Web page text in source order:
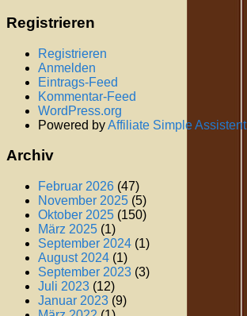
Registrieren
Registrieren
Anmelden
Eintrags-Feed
Kommentar-Feed
WordPress.org
Powered byAffiliate Simple Assistent
Archiv
Februar 2026 (47)
November 2025 (5)
Oktober 2025 (150)
März 2025 (1)
September 2024 (1)
August 2024 (1)
September 2023 (3)
Juli 2023 (12)
Januar 2023 (9)